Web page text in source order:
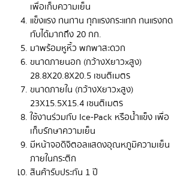
เพื่อเก็บความเย็น
แข็งแรง ทนทาน ทุกแรงกระแทก ทนแรงกด
ทับได้มากถึง 20 กก.
มาพร้อมหูหิ้ว พกพาสะดวก
ขนาดภายนอก (กว้างXยาวxสูง)
28.8X20.8X20.5 เซนติเมตร
ขนาดภายใน (กว้างXยาวxสูง)
23X15.5X15.4 เซนติเมตร
ใช้งานร่วมกับ Ice-Pack หรือน้ำแข็ง เพื่อ
เก็บรักษาความเย็น
มีหน้าจอดิจิตอลแสดงอุณหภูมิความเย็น
ภายในกระติก
สินค้ารับประกัน 1 ปี